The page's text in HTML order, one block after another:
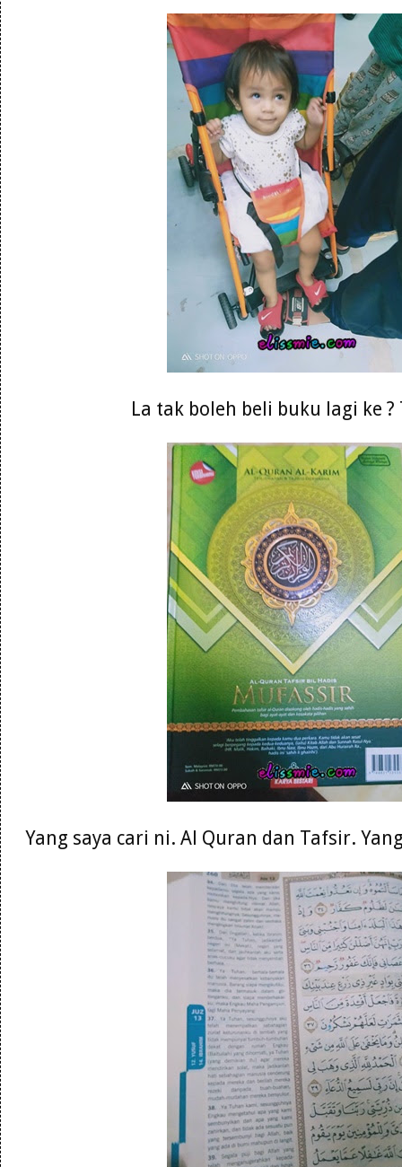
La tak boleh beli buku lagi ke ?
Yang saya cari ni. Al Quran dan Tafsir.